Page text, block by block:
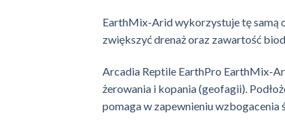
EarthMix-Arid wykorzystuje tę samą
zwiększyć drenaż oraz zawartość
Arcadia Reptile EarthPro EarthMix-
żerowania i kopania (geofagii).
pomaga w zapewnieniu wzbogacenia